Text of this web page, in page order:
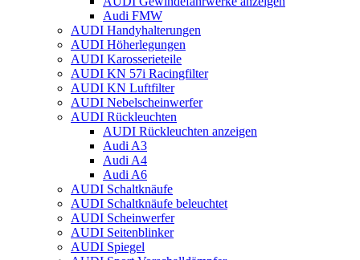
Audi FMW
AUDI Handyhalterungen
AUDI Höherlegungen
AUDI Karosserieteile
AUDI KN 57i Racingfilter
AUDI KN Luftfilter
AUDI Nebelscheinwerfer
AUDI Rückleuchten
AUDI Rückleuchten anzeigen
Audi A3
Audi A4
Audi A6
AUDI Schaltknäufe
AUDI Schaltknäufe beleuchtet
AUDI Scheinwerfer
AUDI Seitenblinker
AUDI Spiegel